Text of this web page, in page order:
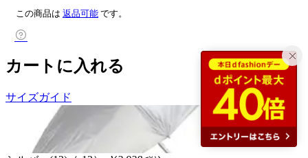
この商品は 返品可能 です。
カートに入れる
サイズガイド